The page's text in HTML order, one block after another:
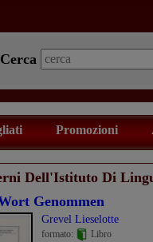
Cerca
Promozioni
Dell'Istituto Di
Genommen
Grevel Lieselotte
formato:
Libro